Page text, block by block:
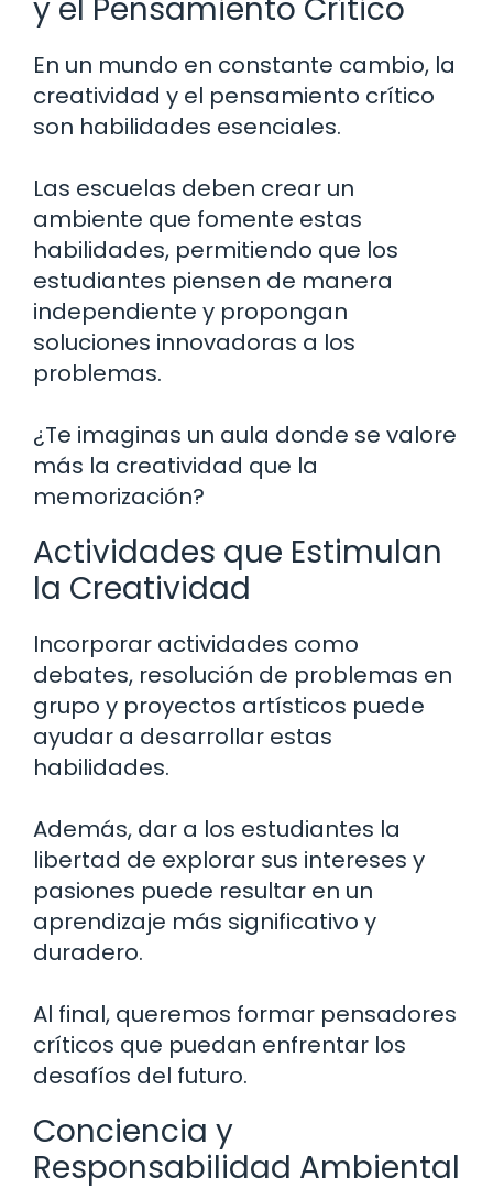
y el Pensamiento Crítico
En un mundo en constante cambio, la
creatividad y el pensamiento crítico
son habilidades esenciales.
Las escuelas deben crear un
ambiente que fomente estas
habilidades, permitiendo que los
estudiantes piensen de manera
independiente y propongan
soluciones innovadoras a los
problemas.
¿Te imaginas un aula donde se valore
más la creatividad que la
memorización?
Actividades que Estimulan
la Creatividad
Incorporar actividades como
debates, resolución de problemas en
grupo y proyectos artísticos puede
ayudar a desarrollar estas
habilidades.
Además, dar a los estudiantes la
libertad de explorar sus intereses y
pasiones puede resultar en un
aprendizaje más significativo y
duradero.
Al final, queremos formar pensadores
críticos que puedan enfrentar los
desafíos del futuro.
Conciencia y
Responsabilidad Ambiental